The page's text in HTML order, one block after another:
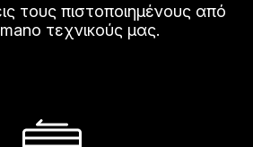
τους πιστοποιημένους από
τεχνικούς μας.